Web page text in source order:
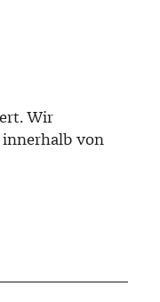
Wir
von